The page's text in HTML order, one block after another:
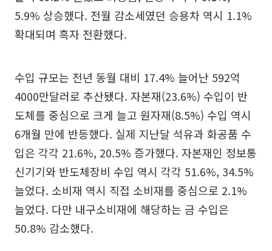
5.9% 상승했다. 전월 감소세였던 승용차 역시 1.1%
확대되며 흑자 전환했다.
수입 규모는 전년 동월 대비 17.4% 늘어난 592억
4000만달러로 추산됐다. 자본재(23.6%) 수입이 반
도체를 중심으로 크게 늘고 원자재(8.5%) 수입 역시
6개월 만에 반등했다. 실제 지난달 석유과 화공품 수
입은 각각 21.6%, 20.5% 증가했다. 자본재인 정보통
신기기와 반도체장비 수입 역시 각각 51.6%, 34.5%
늘었다. 소비재 역시 직접 소비재를 중심으로 2.1%
늘었다. 다만 내구소비재에 해당하는 금 수입은
50.8% 감소했다.